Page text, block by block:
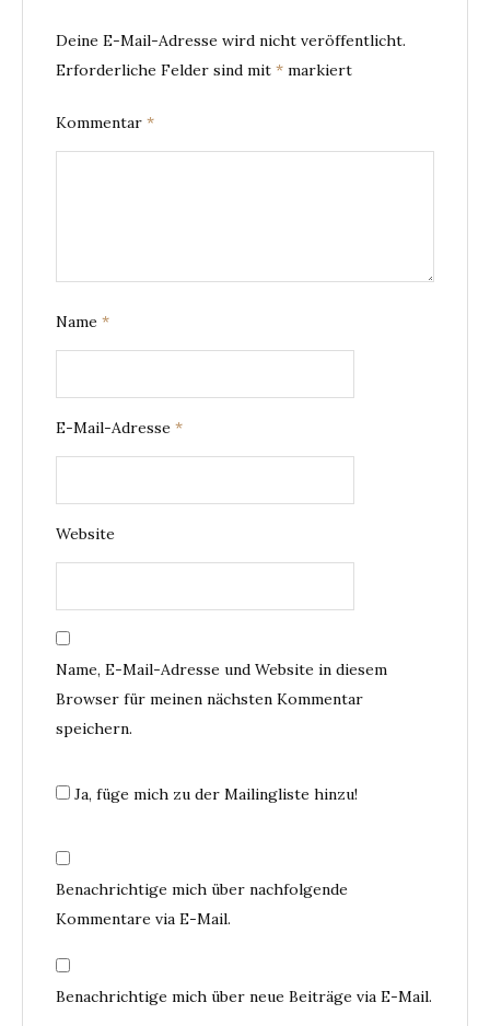
Deine E-Mail-Adresse wird nicht veröffentlicht.
Erforderliche Felder sind mit * markiert
Kommentar *
Name *
E-Mail-Adresse *
Website
Name, E-Mail-Adresse und Website in diesem
Browser für meinen nächsten Kommentar
speichern.
Ja, füge mich zu der Mailingliste hinzu!
Benachrichtige mich über nachfolgende
Kommentare via E-Mail.
Benachrichtige mich über neue Beiträge via E-Mail.